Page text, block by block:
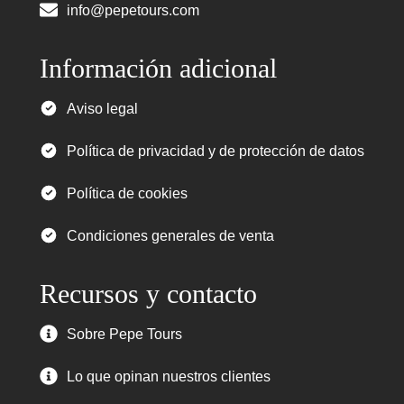
info@pepetours.com
Información adicional
Aviso legal
Política de privacidad y de protección de datos
Política de cookies
Condiciones generales de venta
Recursos y contacto
Sobre Pepe Tours
Lo que opinan nuestros clientes